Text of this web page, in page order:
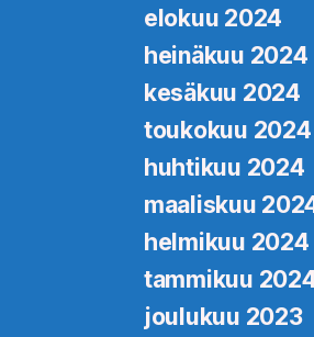
elokuu 2024
heinäkuu 2024
kesäkuu 2024
toukokuu 2024
huhtikuu 2024
maaliskuu
helmikuu 2024
tammikuu
joulukuu 2023